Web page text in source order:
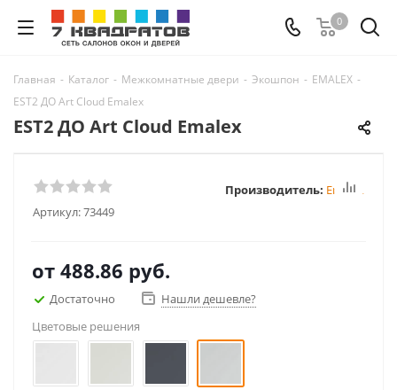
0
Главная - Каталог - Межкомнатные двери - Экошпон - EMALEX -
EST2 ДО Art Cloud Emalex
EST2 ДО Art Cloud Emalex
Артикул:73449
Производитель: Emalex
от 488.86 руб.
Достаточно
Нашли дешевле?
Цветовые решения